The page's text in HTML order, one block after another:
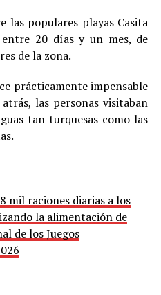
las populares playas Casita
20 días y un mes, de
de la zona.
prácticamente impensable
atrás, las personas visitaban
tan turquesas como las
mil raciones diarias a los
la alimentación de
de los Juegos